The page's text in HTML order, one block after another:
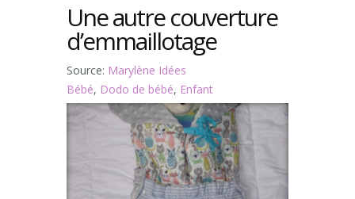
Une autre couverture
d’emmaillotage
Source: Marylène Idées
Bébé, Dodo de bébé, Enfant